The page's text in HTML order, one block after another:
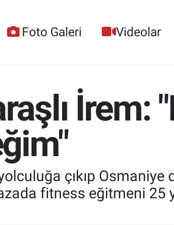
Foto Galeri Videolar
İrem:
çıkıp Osmaniye
fitness eğitmeni 25